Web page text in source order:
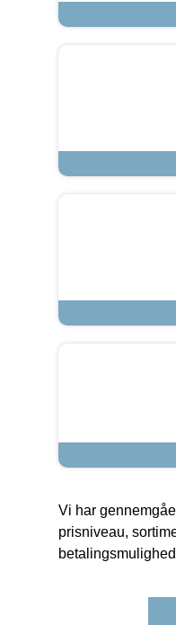
Vi har
prisniveau,